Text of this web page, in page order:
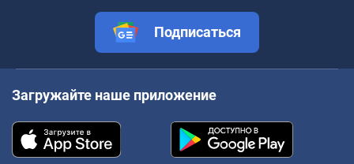
Подписаться
Загружайте наше приложение